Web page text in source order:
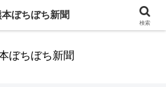
たんだわ。ずっといっしょに歩いてゆけるっ
ぼちぼち新聞
ぼちぼち新聞
検索